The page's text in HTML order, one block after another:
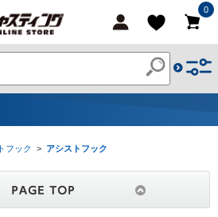
0
フック > アシストフック